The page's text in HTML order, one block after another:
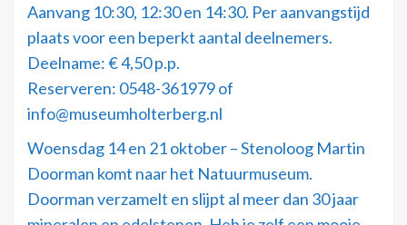
Aanvang 10:30, 12:30 en 14:30. Per aanvangstijd
plaats voor een beperkt aantal deelnemers.
Deelname: € 4,50 p.p.
Reserveren: 0548-361979 of
info@museumholterberg.nl
Woensdag 14 en 21 oktober – Stenoloog Martin
Doorman komt naar het Natuurmuseum.
Doorman verzamelt en slijpt al meer dan 30 jaar